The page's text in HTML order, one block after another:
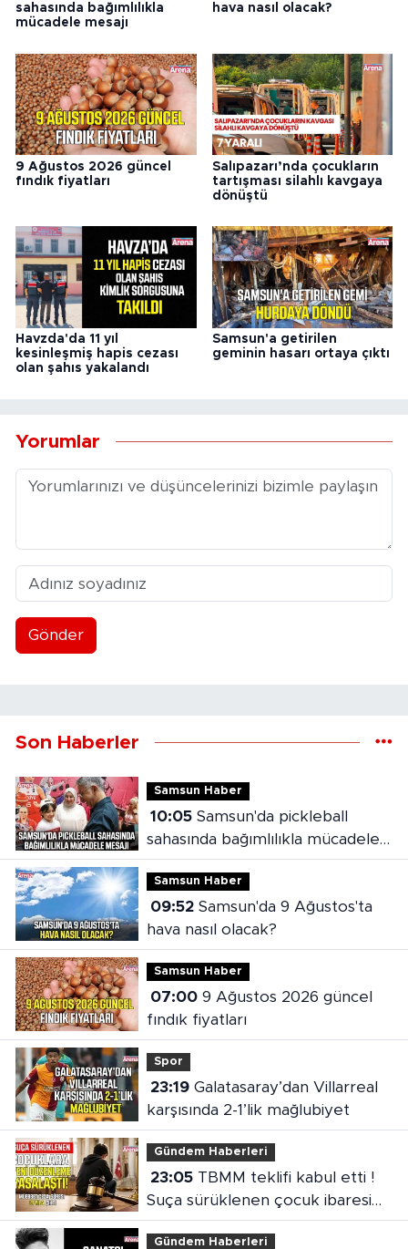
sahasında bağımlılıkla
mücadele mesajı
hava nasıl olacak?
9 Ağustos 2026 güncel
fındık fiyatları
Salıpazarı’nda çocukların
tartışması silahlı kavgaya
dönüştü
Havzda'da 11 yıl
kesinleşmiş hapis cezası
olan şahıs yakalandı
Samsun'a getirilen
geminin hasarı ortaya çıktı
Yorumlar
Gönder
Son Haberler
Samsun Haber
10:05Samsun'da pickleball
sahasında bağımlılıkla mücadele
mesajı
Samsun Haber
09:52Samsun'da 9 Ağustos'ta
hava nasıl olacak?
Samsun Haber
07:009 Ağustos 2026 güncel
fındık fiyatları
Spor
23:19Galatasaray’dan Villarreal
karşısında 2-1’lik mağlubiyet
Gündem Haberleri
23:05TBMM teklifi kabul etti !
Suça sürüklenen çocuk ibaresi
değişti
Gündem Haberleri